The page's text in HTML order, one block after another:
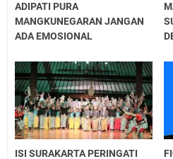
ADIPATI PURA
MANGKUNEGARAN JANGAN
ADA EMOSIONAL
ISI SURAKARTA PERINGATI